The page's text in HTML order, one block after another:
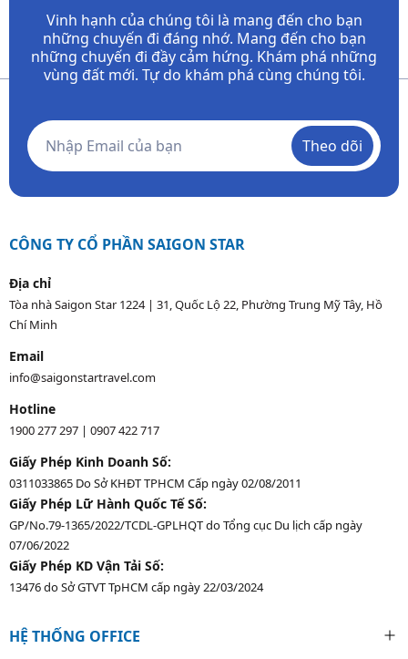
Vinh hạnh của chúng tôi là mang đến cho bạn
những chuyến đi đáng nhớ. Mang đến cho bạn
những chuyến đi đầy cảm hứng. Khám phá những
vùng đất mới. Tự do khám phá cùng chúng tôi.
Theo dõi
CÔNG TY CỔ PHẦN SAIGON STAR
Địa chỉ
Tòa nhà Saigon Star 1224 | 31, Quốc Lộ 22, Phường Trung Mỹ Tây, Hồ
Chí Minh
Email
info@saigonstartravel.com
Hotline
1900 277 297 | 0907 422 717
Giấy Phép Kinh Doanh Số:
0311033865 Do Sở KHĐT TPHCM Cấp ngày 02/08/2011
Giấy Phép Lữ Hành Quốc Tế Số:
GP/No.79-1365/2022/TCDL-GPLHQT do Tổng cục Du lịch cấp ngày
07/06/2022
Giấy Phép KD Vận Tải Số:
13476 do Sở GTVT TpHCM cấp ngày 22/03/2024
HỆ THỐNG OFFICE